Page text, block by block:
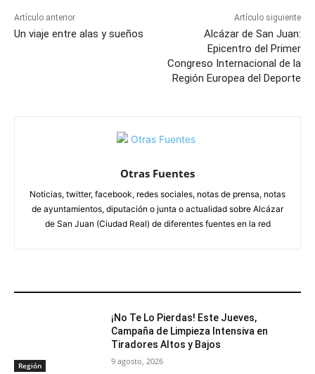
Artículo anterior
Un viaje entre alas y sueños
Artículo siguiente
Alcázar de San Juan:
Epicentro del Primer
Congreso Internacional de la
Región Europea del Deporte
Otras Fuentes
Noticias, twitter, facebook, redes sociales, notas de prensa, notas
de ayuntamientos, diputación o junta o actualidad sobre Alcázar
de San Juan (Ciudad Real) de diferentes fuentes en la red
Región
¡No Te Lo Pierdas! Este Jueves,
Campaña de Limpieza Intensiva en
Tiradores Altos y Bajos
9 agosto, 2026